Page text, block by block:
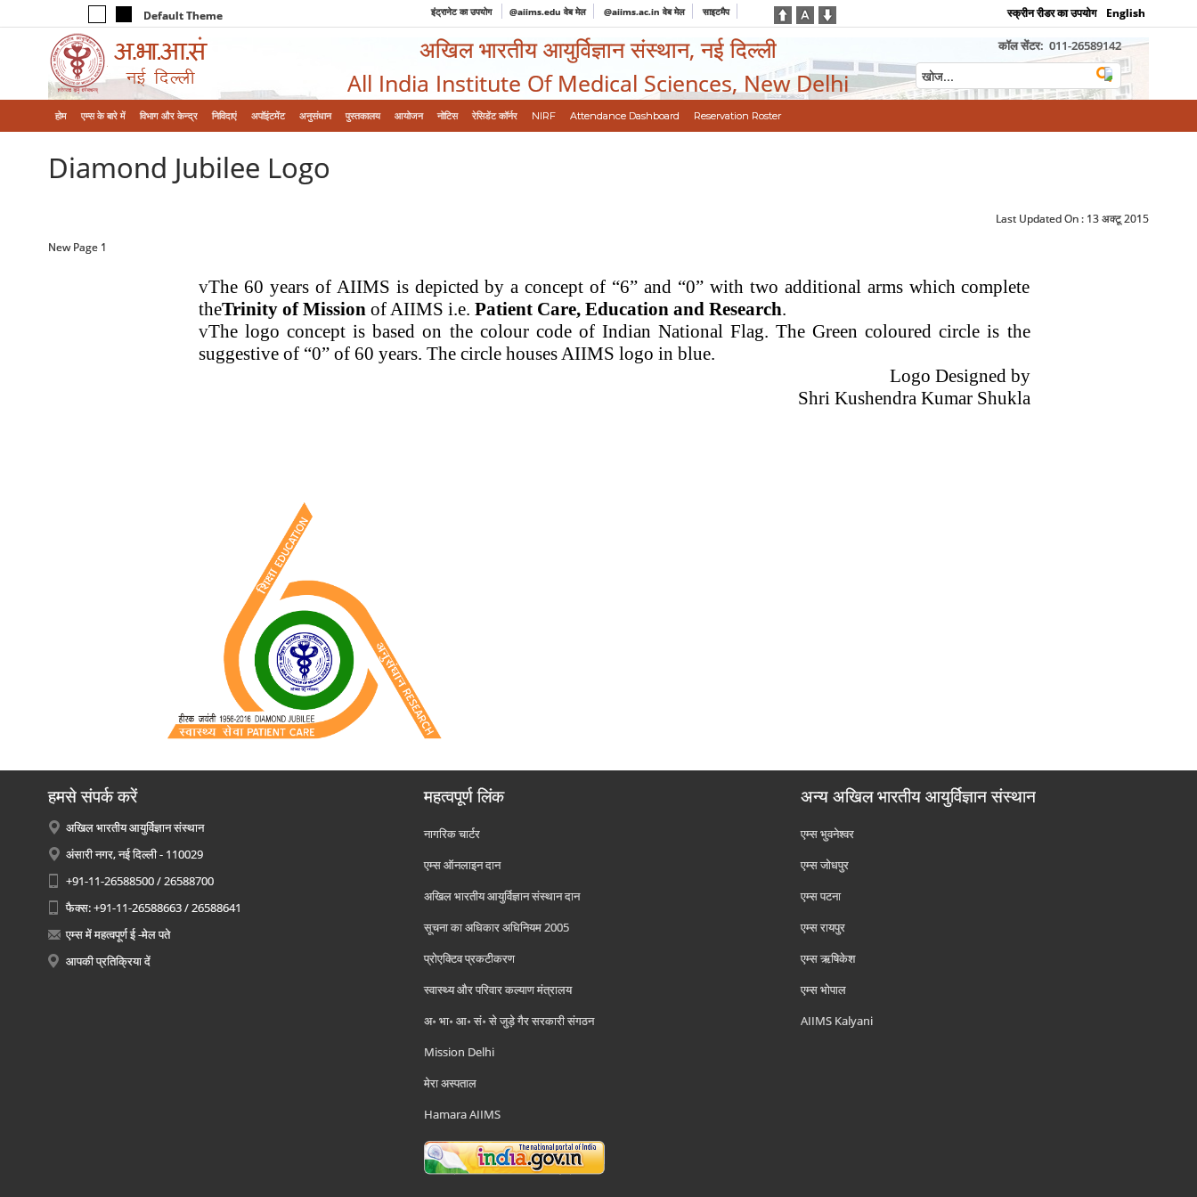
Default Theme इंट्रानेट का उपयोग @aiims.edu वेब मेल @aiims.ac.in वेब मेल साइटमैप स्क्रीन रीडर का उपयोग English
अखिल भारतीय आयुर्विज्ञान संस्थान, नई दिल्ली
All India Institute Of Medical Sciences, New Delhi
कॉल सेंटर: 011-26589142
होम एम्‍स के बारे में विभाग और केन्‍द्र निविदाएं अपॉइंटमेंट अनुसंधान पुस्तकालय आयोजन नोटिस रेसिडेंट कॉर्नर NIRF Attendance Dashboard Reservation Roster
Diamond Jubilee Logo
Last Updated On : 13 अक्टू 2015
New Page 1
vThe 60 years of AIIMS is depicted by a concept of “6” and “0” with two additional arms which complete
theTrinity of Mission of AIIMS i.e. Patient Care, Education and Research.
vThe logo concept is based on the colour code of Indian National Flag. The Green coloured circle is the
suggestive of “0” of 60 years. The circle houses AIIMS logo in blue.
Logo Designed by
Shri Kushendra Kumar Shukla
हमसे संपर्क करें
अखिल भारतीय आयुर्विज्ञान संस्थान
अंसारी नगर, नई दिल्ली - 110029
+91-11-26588500 / 26588700
फैक्स: +91-11-26588663 / 26588641
एम्स में महत्वपूर्ण ई -मेल पते
आपकी प्रतिक्रिया दें
महत्वपूर्ण लिंक
नागरिक चार्टर
एम्स ऑनलाइन दान
अखिल भारतीय आयुर्विज्ञान संस्थान दान
सूचना का अधिकार अधिनियम 2005
प्रोएक्टिव प्रकटीकरण
स्वास्थ्य और परिवार कल्याण मंत्रालय
अ॰ भा॰ आ॰ सं॰ से जुड़े गैर सरकारी संगठन
Mission Delhi
मेरा अस्पताल
Hamara AIIMS
अन्य अखिल भारतीय आयुर्विज्ञान संस्थान
एम्‍स भुवनेश्वर
एम्‍स जोधपुर
एम्‍स पटना
एम्‍स रायपुर
एम्‍स ऋषिकेश
एम्‍स भोपाल
AIIMS Kalyani